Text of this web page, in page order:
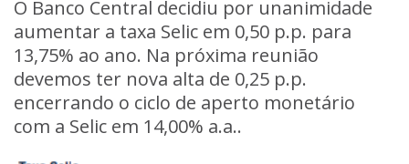
O Banco Central decidiu por unanimidade
aumentar a taxa Selic em 0,50 p.p. para
13,75% ao ano. Na próxima reunião
devemos ter nova alta de 0,25 p.p.
encerrando o ciclo de aperto monetário
com a Selic em 14,00% a.a..